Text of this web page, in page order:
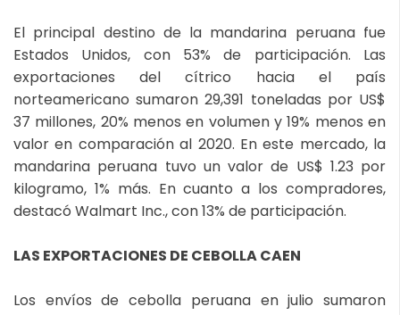
El principal destino de la mandarina peruana fue
Estados Unidos, con 53% de participación. Las
exportaciones del cítrico hacia el país
norteamericano sumaron 29,391 toneladas por US$
37 millones, 20% menos en volumen y 19% menos en
valor en comparación al 2020. En este mercado, la
mandarina peruana tuvo un valor de US$ 1.23 por
kilogramo, 1% más. En cuanto a los compradores,
destacó Walmart Inc., con 13% de participación.
LAS EXPORTACIONES DE CEBOLLA CAEN
Los envíos de cebolla peruana en julio sumaron